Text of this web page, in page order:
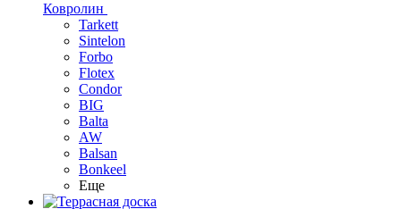
Ковролин
Tarkett
Sintelon
Forbo
Flotex
Condor
BIG
Balta
AW
Balsan
Bonkeel
Еще